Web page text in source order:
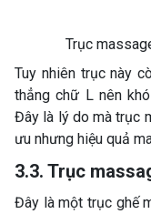
Trục
Tuy nhiên trục này
thẳng chữ L nên
Đây là lý do mà trục
ưu nhưng hiệu quả
3.3. Trục
Đây là một trục ghế